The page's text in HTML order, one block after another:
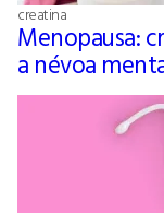
creatina
Menopausa:
a névoa